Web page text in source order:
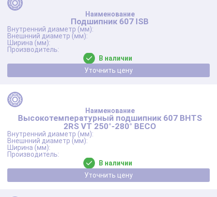
Подшипник 607 ISB
В наличии
Уточнить цену
Высокотемпературный подшипник 607 BHTS
2RS VT 250°-280° BECO
В наличии
Уточнить цену